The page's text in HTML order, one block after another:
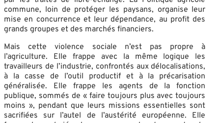
commune, loin de protéger les paysans, organise leur
mise en concurrence et leur dépendance, au profit des
grands groupes et des marchés financiers.
Mais cette violence sociale n’est pas propre à
l’agriculture. Elle frappe avec la même logique les
travailleurs de l’industrie, confrontés aux délocalisations,
à la casse de l’outil productif et à la précarisation
généralisée. Elle frappe les agents de la fonction
publique, sommés de « faire toujours plus avec toujours
moins », pendant que leurs missions essentielles sont
sacrifiées sur l’autel de l’austérité européenne. Elle